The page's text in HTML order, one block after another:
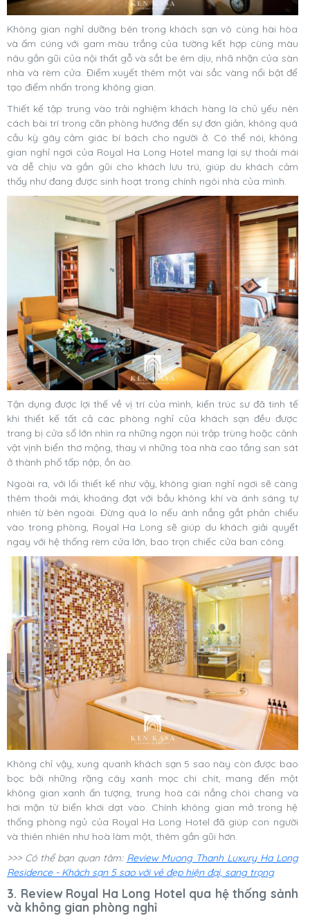
Không gian nghỉ dưỡng bên trong khách sạn vô cùng hài hòa
và ấm cúng với gam màu trắng của tường kết hợp cùng màu
nâu gần gũi của nội thất gỗ và sắt be êm dịu, nhã nhặn của sàn
nhà và rèm cửa. Điểm xuyết thêm một vài sắc vàng nổi bật để
tạo điểm nhấn trong không gian.
Thiết kế tập trung vào trải nghiệm khách hàng là chủ yếu nên
cách bài trí trong căn phòng hướng đến sự đơn giản, không quá
cầu kỳ gây cảm giác bí bách cho người ở. Có thể nói, không
gian nghỉ ngơi của Royal Ha Long Hotel mang lại sự thoải mái
và dễ chịu và gần gũi cho khách lưu trú, giúp du khách cảm
thấy như đang được sinh hoạt trong chính ngôi nhà của mình.
Tận dụng được lợi thế về vị trí của mình, kiến trúc sư đã tinh tế
khi thiết kế tất cả các phòng nghỉ của khách sạn đều được
trang bị cửa sổ lớn nhìn ra những ngọn núi trập trùng hoặc cảnh
vật vịnh biển thơ mộng, thay vì những tòa nhà cao tầng san sát
ở thành phố tấp nập, ồn ào.
Ngoài ra, với lối thiết kế như vậy, không gian nghỉ ngơi sẽ càng
thêm thoải mái, khoáng đạt với bầu không khí và ánh sáng tự
nhiên từ bên ngoài. Đừng quá lo nếu ánh nắng gắt phản chiếu
vào trong phòng, Royal Ha Long sẽ giúp du khách giải quyết
ngay với hệ thống rèm cửa lớn, bao trọn chiếc cửa ban công.
Không chỉ vậy, xung quanh khách sạn 5 sao này còn được bao
bọc bởi những rặng cây xanh mọc chi chít, mang đến một
không gian xanh ấn tượng, trung hoà cái nắng chói chang và
hơi mặn từ biển khơi dạt vào. Chính không gian mở trong hệ
thống phòng ngủ của Royal Ha Long Hotel đã giúp con người
và thiên nhiên như hoà làm một, thêm gần gũi hơn.
>>> Có thể bạn quan tâm: Review Muong Thanh Luxury Ha Long
Residence - Khách sạn 5 sao với vẻ đẹp hiện đại, sang trọng
3. Review Royal Ha Long Hotel qua hệ thống sảnh
và không gian phòng nghỉ